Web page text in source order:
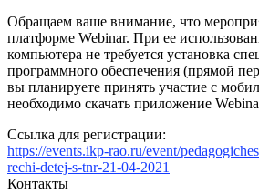
Обращаем ваше внимание, что
платформе Webinar. При ее
компьютера не требуется установка
программного обеспечения (прямой
вы планируете принять участие с
необходимо скачать приложение
Ссылка для регистрации:
https://events.ikp-rao.ru/event/
rechi-detej-s-tnr-21-04-2021
Контакты